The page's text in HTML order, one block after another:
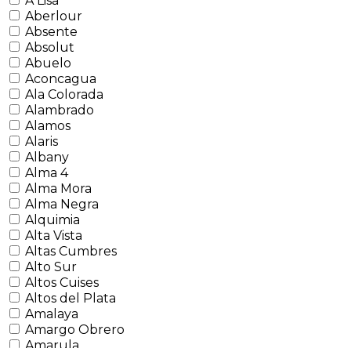
Aberlour
Absente
Absolut
Abuelo
Aconcagua
Ala Colorada
Alambrado
Alamos
Alaris
Albany
Alma 4
Alma Mora
Alma Negra
Alquimia
Alta Vista
Altas Cumbres
Alto Sur
Altos Cuises
Altos del Plata
Amalaya
Amargo Obrero
Amarula